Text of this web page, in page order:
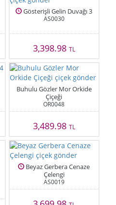
Gösterişli Gelin Duvağı 3
AS0030
3,398.98 TL
Buhulu Gözler Mor Orkide
Çiçeği
OR0048
3,489.98 TL
Beyaz Gerbera Cenaze
Çelengi
AS0019